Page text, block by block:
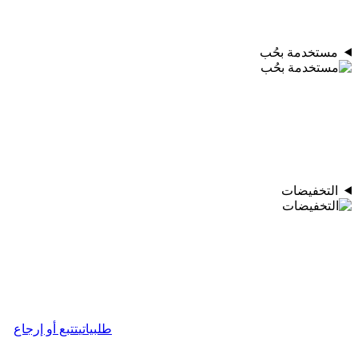
مستخدمة بحُب
التخفيضات
طلبياتيتتبع أو إرجاع